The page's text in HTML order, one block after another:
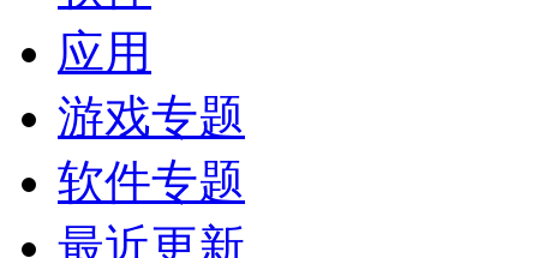
应用
游戏专题
软件专题
最近更新